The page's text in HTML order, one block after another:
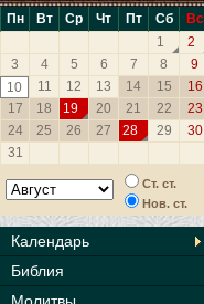
Пн Вт Ср Чт Пт Сб
Вс
1
2
3
4 5 6 7 8
9
10
11 12 13 14 15
16
17
18 19 20 21 22
23
24
25 26 27 28 29
30
31
Ст. ст.
Нов. ст.
Календарь
Библия